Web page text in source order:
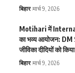
बिहार मार्च 9, 2026
Motihari में
का भव्य आयोजन:
जीविका दीदियों को
बिहार मार्च 9, 2026